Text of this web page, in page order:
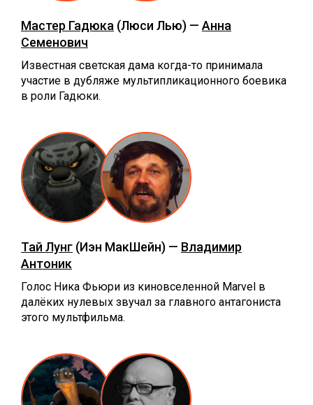
Мастер Гадюка (Люси Лью) — Анна
Семенович
Известная светская дама когда-то принимала
участие в дубляже мультипликационного боевика
в роли Гадюки.
Тай Лунг (Иэн МакШейн) — Владимир
Антоник
Голос Ника Фьюри из киновселенной Marvel в
далёких нулевых звучал за главного антагониста
этого мультфильма.